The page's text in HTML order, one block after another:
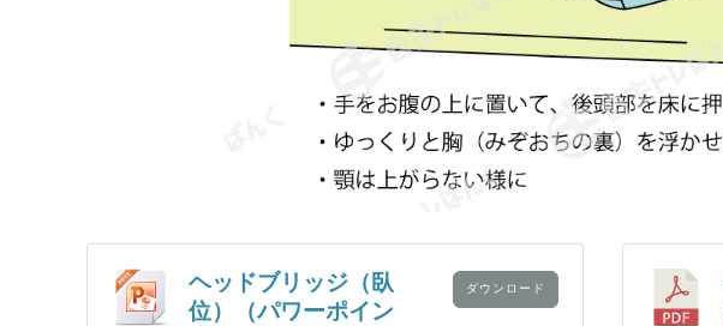
ヘッドブリッジ（臥
位）（パワーポイン
ダウンロード